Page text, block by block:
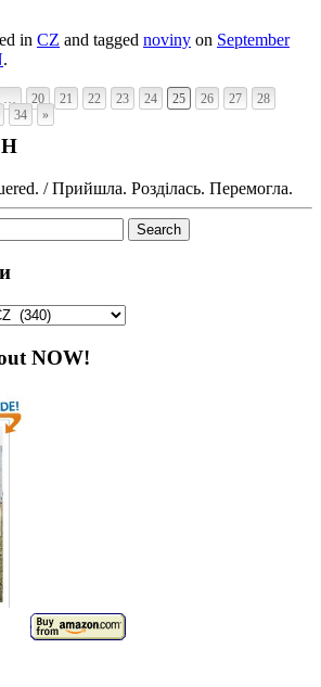
in CZ and tagged noviny on September
.
… 20 21 22 23 24 25 26 27
28
34 »
/ Прийшла. Розділась. Перемогла.
NOW!